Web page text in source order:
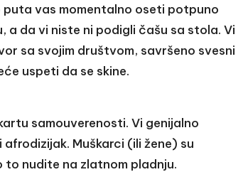
vas momentalno oseti potpuno
a da vi niste ni podigli čašu sa stola. Vi
sa svojim društvom, savršeno svesni
uspeti da se skine.
samouverenosti. Vi genijalno
Muškarci (ili žene) su
to nudite na zlatnom pladnju.